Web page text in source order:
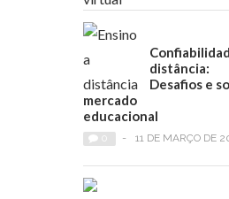
distância:
Desafios e
mercado
educacional
- 11 DE MARÇO DE